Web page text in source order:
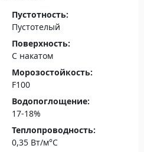
Пустотность:
Пустотелый
Поверхность:
С накатом
Морозостойкость:
F100
Водопоглощение:
17-18%
Теплопроводность:
0,35 Вт/м°С